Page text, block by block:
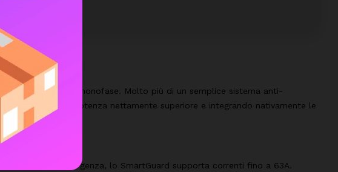
residenziali monofase. Molto più di un semplice sistema anti-
offrendo una potenza nettamente superiore e integrando nativamente le
interruzioni.
prese di emergenza, lo SmartGuard supporta correnti fino a 63A.